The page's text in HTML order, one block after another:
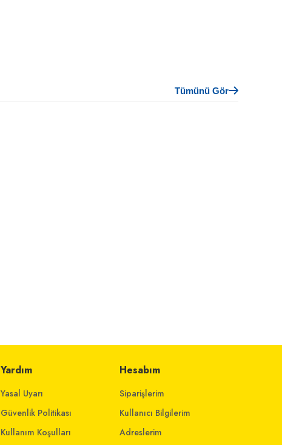
Tümünü Gör
Yardım
Yasal Uyarı
Güvenlik Politikası
Kullanım Koşulları
Hesabım
Siparişlerim
Kullanıcı Bilgilerim
Adreslerim